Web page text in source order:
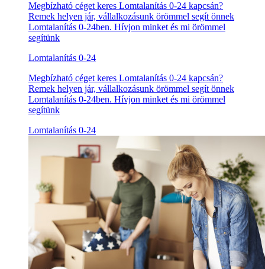
Megbízható céget keres Lomtalanítás 0-24 kapcsán?
Remek helyen jár, vállalkozásunk örömmel segít önnek
Lomtalanítás 0-24ben. Hívjon minket és mi örömmel
segítünk
Lomtalanítás 0-24
Megbízható céget keres Lomtalanítás 0-24 kapcsán?
Remek helyen jár, vállalkozásunk örömmel segít önnek
Lomtalanítás 0-24ben. Hívjon minket és mi örömmel
segítünk
Lomtalanítás 0-24